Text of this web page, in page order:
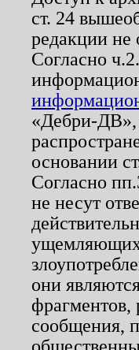
ст. 24
редакции не
Согласно
«Дебри-ДВ»,
основании
Согласно
не несут
ущемляющих
они
фрагментов,
сообщения,